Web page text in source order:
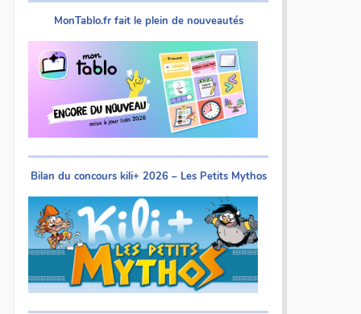
MonTablo.fr fait le plein de nouveautés
Bilan du concours kili+ 2026 – Les Petits Mythos